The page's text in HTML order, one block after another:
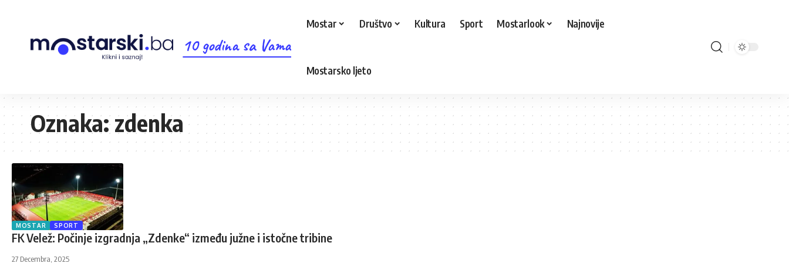
10 godina sa Vama
Mostar Društvo Kultura Sport Mostarlook Najnovije
Mostarsko ljeto
Oznaka:zdenka
MOSTAR SPORT
FK Velež: Počinje izgradnja „Zdenke“ između južne i istočne tribine
27 Decembra, 2025